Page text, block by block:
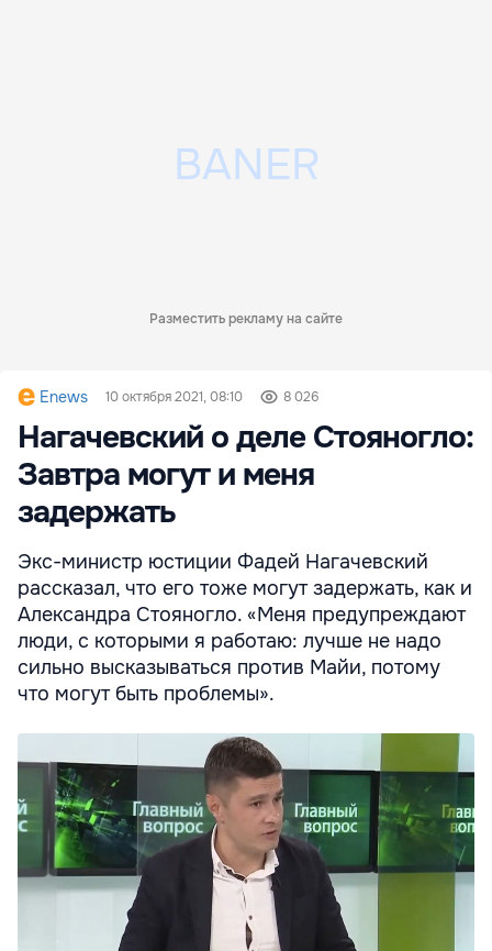
Разместить рекламу на сайте
Enews 10 октября 2021, 08:10 8 026
Нагачевский о деле Стояногло:
Завтра могут и меня
задержать
Экс-министр юстиции Фадей Нагачевский
рассказал, что его тоже могут задержать, как и
Александра Стояногло. «Меня предупреждают
люди, с которыми я работаю: лучше не надо
сильно высказываться против Майи, потому
что могут быть проблемы».